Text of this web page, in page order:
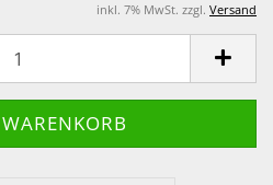
inkl. 7% MwSt. zzgl. Versand